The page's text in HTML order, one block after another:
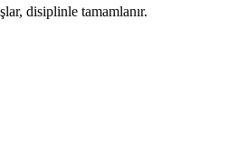
disiplinle tamamlanır.